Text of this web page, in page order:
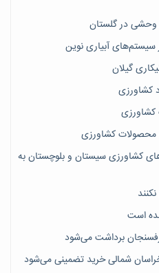
در گلستان
سیستم‌های آبیاری نوین
کشاورزی
از زمین های کشاورزی سیستان و بلوچستان به
خراسان شمالی خرید تضمینی می‌شود